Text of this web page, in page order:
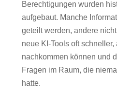
Berechtigungen wurden
aufgebaut. Manche
geteilt werden, andere
neue KI-Tools oft
nachkommen können und
Fragen im Raum, die
hatte.